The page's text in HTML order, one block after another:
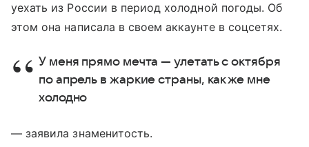
уехать из России в период холодной погоды. Об
этом она написала в своем аккаунте в соцсетях.
У меня прямо мечта — улетать с октября
по апрель в жаркие страны, как же мне
холодно
— заявила знаменитость.